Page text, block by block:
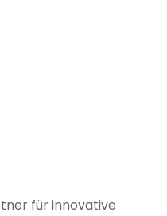
für innovative